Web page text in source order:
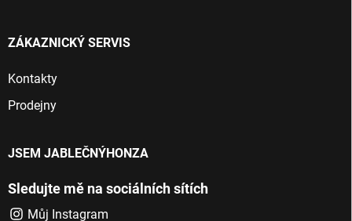
ZÁKAZNICKÝ SERVIS
Kontakty
Prodejny
JSEM JABLEČNÝHONZA
Sledujte mě na sociálních sítích
Můj Instagram